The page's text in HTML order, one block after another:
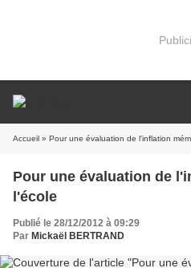
Accueil » Pour une évaluation de l'inflation
Pour une évaluation de
l'école
Publié le 28/12/2012 à 09:29
Par Mickaël BERTRAND